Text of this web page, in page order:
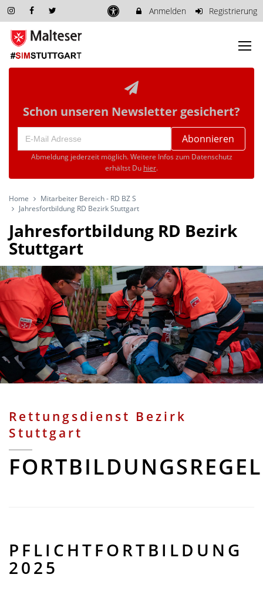
Anmelden Registrierung
Schon unseren Newsletter gesichert?
Abonnieren
Abmeldung jederzeit möglich. Weitere Infos zum Datenschutz
erhältst Du hier.
Home
Mitarbeiter Bereich - RD BZ S
Jahresfortbildung RD Bezirk Stuttgart
Jahresfortbildung RD Bezirk
Stuttgart
Rettungsdienst Bezirk
Stuttgart
PFLICHTFORTBILDUNG
2025